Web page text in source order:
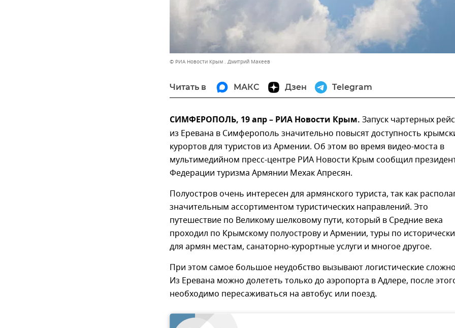
© РИА Новости Крым . Дмитрий Макеев
Читать в МАКС Дзен Telegram
СИМФЕРОПОЛЬ, 19 апр – РИА Новости Крым. Запуск чартерных
из Еревана в Симферополь значительно повысят доступность
курортов для туристов из Армении. Об этом во время видео-моста в
мультимедийном пресс-центре РИА Новости Крым сообщил
Федерации туризма Армянии Мехак Апресян.
Полуостров очень интересен для армянского туриста, так как
значительным ассортиментом туристических направлений. Это
путешествие по Великому шелковому пути, который в Средние века
проходил по Крымскому полуострову и Армении, туры по
для армян местам, санаторно-курортные услуги и многое другое.
При этом самое большое неудобство вызывают логистические
Из Еревана можно долететь только до аэропорта в Адлере, после
необходимо пересаживаться на автобус или поезд.